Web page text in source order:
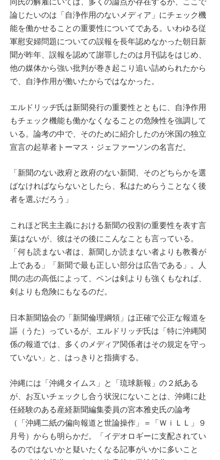
論じたいのは「自浄作用のないメディア」にチェック機
能を働かせることの重要性についてである。いわゆる従
軍慰安婦問題についての誤報を長年認めなかった朝日新
聞が昨年、誤報を認めて謝罪したのは月刊誌をはじめ、
他の媒体から強い批判が巻き起こり追い詰められたから
で、自浄作用が働いたからではなかった。
エルドリッヂ氏は新聞発行の重要性とともに、自浄作用
もチェック機能も働かなくなることの危険性を強調して
いる。論考の中で、そのために紹介したのが米国の独立
宣言の起草者トーマス・ジェファーソンの名言だ。
「新聞のない政府と政府のない新聞、そのどちらかを選
ばなければならないとしたら、私はためらうことなく後
者を選ぶだろう」
これほど民主主義における新聞の役割の重要性を表す言
葉はないが、彼はその後にこんなことも言っている。
「何も読まない者は、新聞しか読まない者よりも教養が
上である」「新聞で最も正しい部分は広告である」。人
間の志の高低によって、ペンは剣よりも強くもなれば、
剣よりも危険にもなるのだ。
日本新聞協会の「新聞倫理綱領」は正確で公正な報道を
謳（うた）っているが、エルドリッヂ氏は「特に沖縄関
係の報道では、多くのメディア関係者はその規定を守っ
ていない」と、はっきりと指摘する。
沖縄には「沖縄タイムス」と「琉球新報」の２紙ある
が、お互いチェックし合う状況にないことは、沖縄に赴
任経験のある産経新聞編集委員の宮本雅史氏の論考
（「沖縄二紙の偏向報道と世論操作」＝「ＷｉＬＬ」９
月号）からも明らかだ。「イデオロギーに支配されてい
るのではないかと疑いたくなる記事がいかに多いこと